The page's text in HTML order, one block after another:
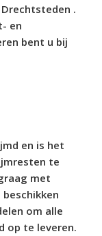
Drechtsteden .
en
bent u bij
en is het
te
met
om alle
op te leveren.